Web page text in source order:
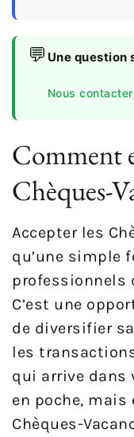
💬 Une question
Nous contacter
Comment
Chèques-
Accepter les
qu’une simple
professionnels
C’est une
de diversifier
les
qui arrive dans
en poche, mais
Chèques-